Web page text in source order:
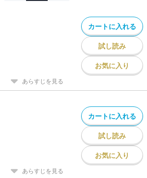
カートに入れる
試し読み
お気に入り
あらすじを見る
カートに入れる
試し読み
お気に入り
あらすじを見る